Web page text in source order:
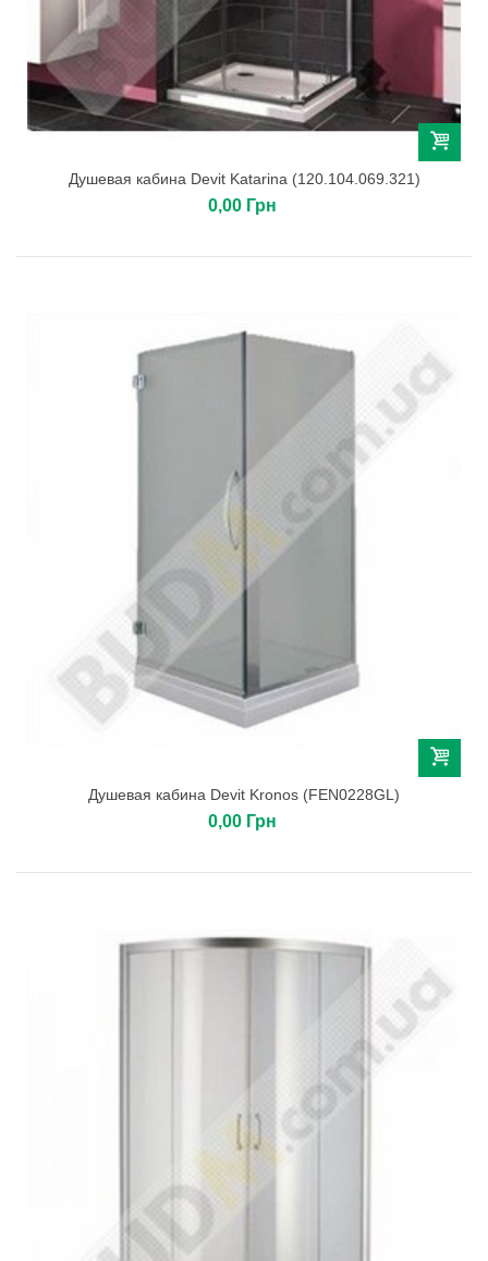
Душевая кабина Devit Katarina (120.104.069.321)
0,00 Грн
Душевая кабина Devit Kronos (FEN0228GL)
0,00 Грн